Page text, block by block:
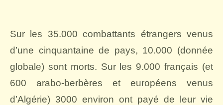
Sur les 35.000 combattants étrangers venus
d’une cinquantaine de pays, 10.000 (donnée
globale) sont morts. Sur les 9.000 français (et
600 arabo-berbères et européens venus
d’Algérie) 3000 environ ont payé de leur vie